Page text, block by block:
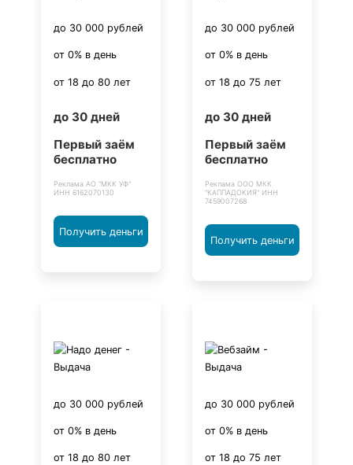
до 30 000 рублей
от 0% в день
от 18 до 80 лет
до 30 дней
Первый заём
бесплатно
Реклама АО "МКК УФ"
ИНН 6162070130
Получить деньги
до 30 000 рублей
от 0% в день
от 18 до 75 лет
до 30 дней
Первый заём
бесплатно
Реклама ООО МКК
"КАППАДОКИЯ" ИНН
7459007268
Получить деньги
до 30 000 рублей
от 0% в день
от 18 до 80 лет
до 30 000 рублей
от 0% в день
от 18 до 75 лет